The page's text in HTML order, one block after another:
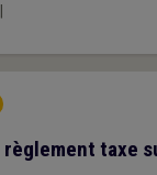
règlement taxe